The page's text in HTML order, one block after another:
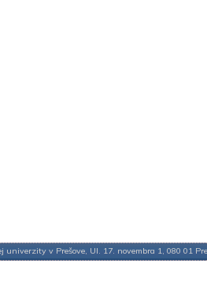
v Prešove, Ul. 17. novembra 1, 080 01